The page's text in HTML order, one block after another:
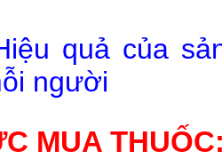
quả của
người
MUA